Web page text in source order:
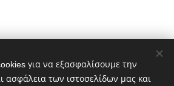
για να εξασφαλίσουμε την
ασφάλεια των ιστοσελίδων μας και